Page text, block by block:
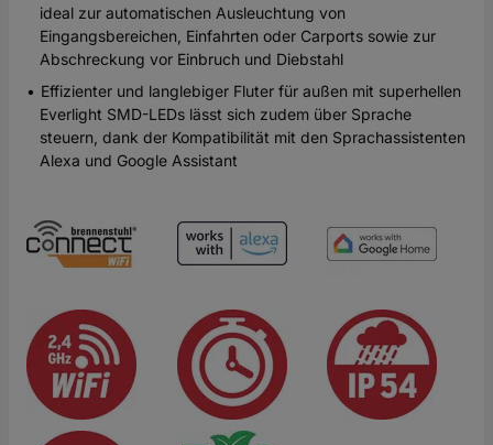
ideal zur automatischen Ausleuchtung von
Eingangsbereichen, Einfahrten oder Carports sowie zur
Abschreckung vor Einbruch und Diebstahl
Effizienter und langlebiger Fluter für außen mit superhellen
Everlight SMD-LEDs lässt sich zudem über Sprache
steuern, dank der Kompatibilität mit den Sprachassistenten
Alexa und Google Assistant